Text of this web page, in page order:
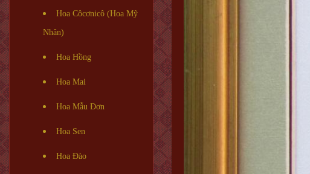
Hoa Côcơnicô (Hoa Mỹ
Nhân)
Hoa Hồng
Hoa Mai
Hoa Mẫu Đơn
Hoa Sen
Hoa Đào